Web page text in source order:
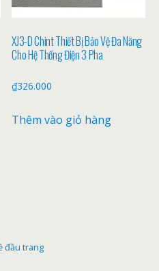
XJ3-D Chint Thiết Bị Bảo Vệ Đa Năng
Cho Hệ Thống Điện 3 Pha
₫326.000
Thêm vào giỏ hàng
đầu trang